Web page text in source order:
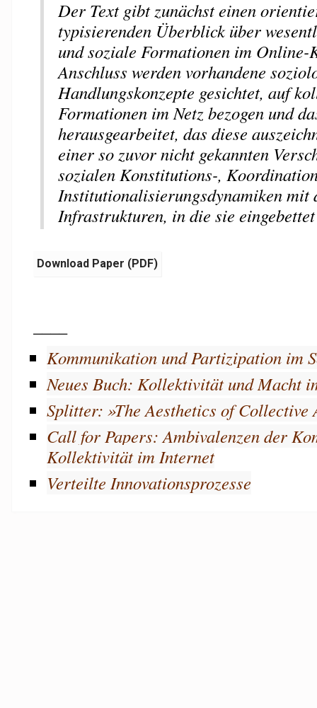
Der Text gibt zunächst einen
typisierenden Überblick über
und soziale Formationen im Online-
Anschluss werden vorhandene
Handlungskonzepte gesichtet, auf
Formationen im Netz bezogen und
herausgearbeitet, das diese
einer so zuvor nicht gekannten
sozialen Konstitutions-,
Institutionalisierungsdynamiken mit
Infrastrukturen, in die sie
Download Paper (PDF)
Kommunikation und Partizipation im
Neues Buch: Kollektivität und Macht
Splitter: »The Aesthetics of Collective
Call for Papers: Ambivalenzen der
Kollektivität im Internet
Verteilte Innovationsprozesse